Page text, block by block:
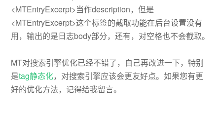
<MTEntryExcerpt>当作description，但是
<MTEntryExcerpt>这个标签的截取功能在后台设置没有
用，输出的是日志body部分，还有，对空格也不会截取。
MT对搜索引擎优化已经不错了，自己再改进一下，特别
是tag静态化，对搜索引擎应该会更友好点。如果您有更
好的优化方法，记得给我留言。